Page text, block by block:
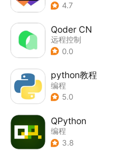
4.7
Qoder CN
远程控制
0.0
python教程
编程
5.0
QPython
编程
3.8